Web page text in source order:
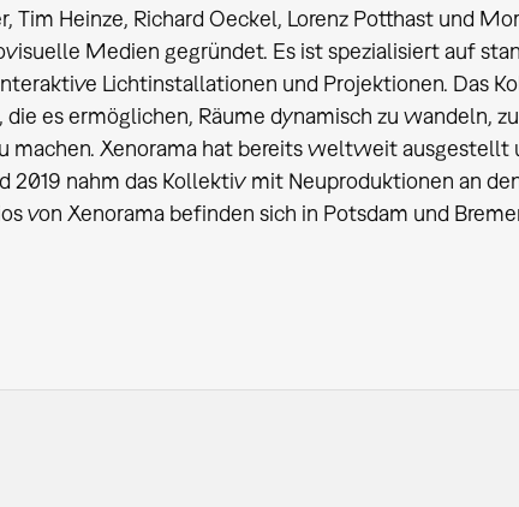
Tim Heinze, Richard Oeckel, Lorenz Potthast und
Medien gegründet. Es ist spezialisiert auf
Lichtinstallationen und Projektionen. Das
es ermöglichen, Räume dynamisch zu wandeln,
machen. Xenorama hat bereits weltweit
2019 nahm das Kollektiv mit Neuproduktionen an
von Xenorama befinden sich in Potsdam und